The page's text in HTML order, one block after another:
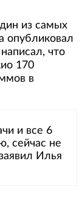
из самых
опубликовал
что
170
в
и все 6
сейчас не
Илья